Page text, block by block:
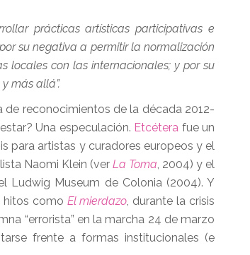
prácticas artísticas participativas e
su negativa a permitir la normalización
locales con las internacionales; y por su
más allá”.
reconocimientos de la década 2012-
Una especulación. Etcétera fue un
para artistas y curadores europeos y el
Naomi Klein (ver La Toma, 2004) y el
Ludwig Museum de Colonia (2004). Y
hitos como El mierdazo, durante la crisis
“errorista” en la marcha 24 de marzo
frente a formas institucionales (e